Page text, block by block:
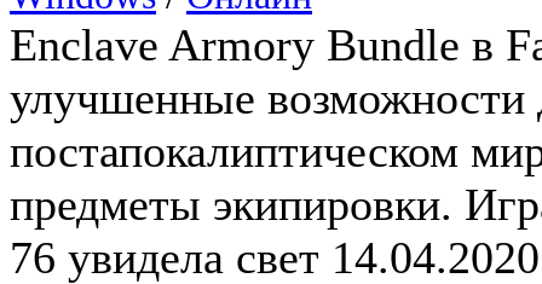
Enclave Armory Bundle в
улучшенные возможности
постапокалиптическом
предметы экипировки.
76 увидела свет